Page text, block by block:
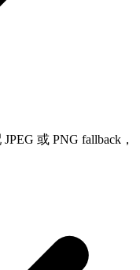
或 PNG fallback，